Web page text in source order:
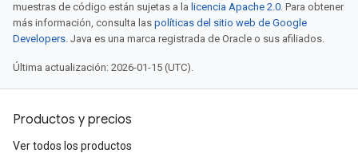
muestras de código están sujetas a la licencia Apache 2.0. Para obtener
más información, consulta las políticas del sitio web de Google
Developers. Java es una marca registrada de Oracle o sus afiliados.
Última actualización: 2026-01-15 (UTC).
Productos y precios
Ver todos los productos